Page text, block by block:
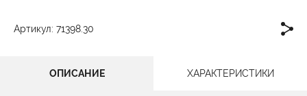
Артикул: 71398.30
ОПИСАНИЕ ХАРАКТЕРИСТИКИ